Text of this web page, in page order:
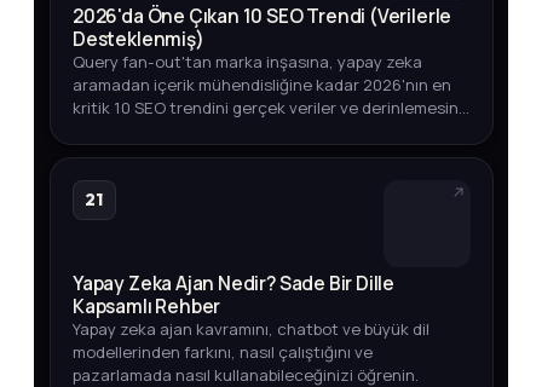
2026'da Öne Çıkan 10 SEO Trendi (Verilerle
Desteklenmiş)
Query fan-out'tan marka inşasına, yapay zeka
aramadan içerik mühendisliğine kadar 2026'nın en
kritik 10 SEO trendini gerçek veriler ve derinlemesine
21
Yapay Zeka Ajan Nedir? Sade Bir Dille
Kapsamlı Rehber
Yapay zeka ajan kavramını, chatbot ve büyük dil
modellerinden farkını, nasıl çalıştığını ve
pazarlamada nasıl kullanabileceğinizi öğrenin.